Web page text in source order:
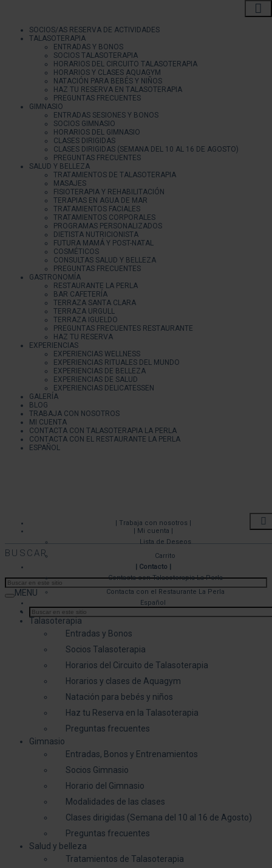
SOCIOS/AS RESERVA DE ACTIVIDADES
TALASOTERAPIA
ENTRADAS Y BONOS
SOCIOS TALASOTERAPIA
HORARIOS DEL CIRCUITO TALASOTERAPIA
HORARIOS Y CLASES AQUAGYM
NATACIÓN PARA BEBÉS Y NIÑOS
HAZ TU RESERVA EN TALASOTERAPIA
PREGUNTAS FRECUENTES
GIMNASIO
ENTRADAS SESIONES Y BONOS
SOCIOS GIMNASIO
HORARIOS DEL GIMNASIO
CLASES DIRIGIDAS
CLASES DIRIGIDAS (SEMANA DEL 10 AL 16 DE AGOSTO)
PREGUNTAS FRECUENTES
SALUD Y BELLEZA
TRATAMIENTOS DE TALASOTERAPIA
MASAJES
FISIOTERAPIA Y REHABILITACIÓN
TERAPIAS EN AGUA DE MAR
TRATAMIENTOS FACIALES
TRATAMIENTOS CORPORALES
PROGRAMAS PERSONALIZADOS
DIETISTA NUTRICIONISTA
FUTURA MAMÁ Y POST-NATAL
COSMÉTICOS
CONSULTAS SALUD Y BELLEZA
PREGUNTAS FRECUENTES
GASTRONOMÍA
RESTAURANTE LA PERLA
BAR CAFETERÍA
TERRAZA SANTA CLARA
TERRAZA URGULL
TERRAZA IGUELDO
PREGUNTAS FRECUENTES RESTAURANTE
HAZ TU RESERVA
EXPERIENCIAS
EXPERIENCIAS WELLNESS
EXPERIENCIAS RITUALES DEL MUNDO
EXPERIENCIAS DE BELLEZA
EXPERIENCIAS DE SALUD
EXPERIENCIAS DELICATESSEN
GALERÍA
BLOG
TRABAJA CON NOSOTROS
MI CUENTA
CONTACTA CON TALASOTERAPIA LA PERLA
CONTACTA CON EL RESTAURANTE LA PERLA
ESPAÑOL
| Trabaja con nosotros |
| Mi cuenta |
Lista de Deseos
Carrito
| Contacto |
Contacta con Talasoterapia La Perla
Contacta con el Restaurante La Perla
Español
BUSCAR
MENU
SOCIOS/AS Reserva de Actividades
Talasoterapia
Entradas y Bonos
Socios Talasoterapia
Horarios del Circuito de Talasoterapia
Horarios y clases de Aquagym
Natación para bebés y niños
Haz tu Reserva en la Talasoterapia
Preguntas frecuentes
Gimnasio
Entradas, Bonos y Entrenamientos
Socios Gimnasio
Horario del Gimnasio
Modalidades de las clases
Clases dirigidas (Semana del 10 al 16 de Agosto)
Preguntas frecuentes
Salud y belleza
Tratamientos de Talasoterapia